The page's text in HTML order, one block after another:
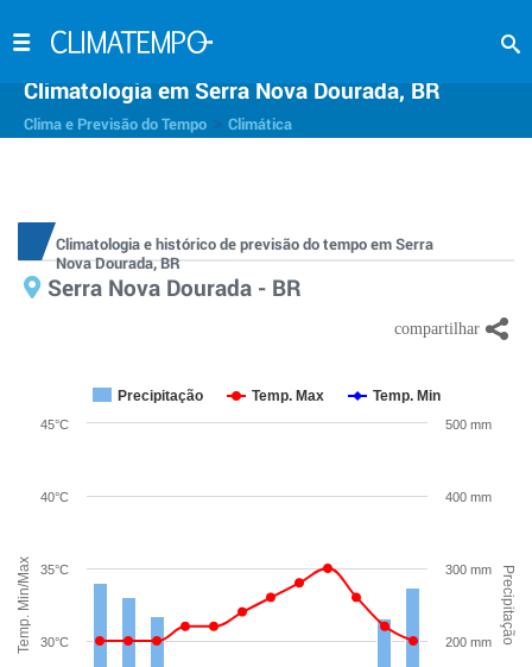
Climatologia em Serra Nova Dourada, BR
Clima e Previsão do Tempo Climática
Climatologia e histórico de previsão do tempo em Serra
Nova Dourada, BR
Serra Nova Dourada - BR
Temp. Min/Max Precipitação
Precipitação Temp. Max Temp. Min
30°C
35°C
40°C
45°C
200 mm
300 mm
400 mm
500 mm